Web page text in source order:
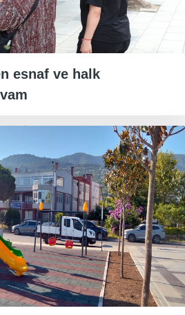
esnaf ve halk